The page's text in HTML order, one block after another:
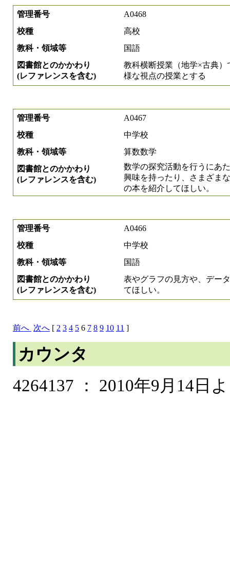
管理番号
A0468
校種
高校
教科・領域等
国語
図書館とのかかわり
(レファレンスを含む)
教科横断授業（地学×古典
様な視点の授業とする
管理番号
A0467
校種
中学校
教科・領域等
算数数学
図書館とのかかわり
(レファレンスを含む)
数学の探究活動を行うにあ
興味を持ったり、さまざま
の本を紹介してほしい。
管理番号
A0466
校種
中学校
教科・領域等
国語
図書館とのかかわり
(レファレンスを含む)
表やグラフの見方や、デー
てほしい。
前へ 次へ [ 2 3 4 5 6 7 8 9 10 11 ]
カウンタ
4264137 ： 2010年9月14日